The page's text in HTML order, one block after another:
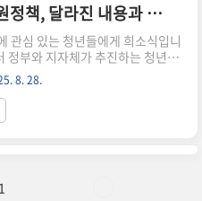
2025년 청년 주식 투자 지원정책, 달라진 내용과 활용법 정리
관심 있는 청년들에게 희소식입니
정부와 지자체가 추진하는 청년 주
이 본격 시행되면서, 자산 형성에
움을 받을 수 있게 되었습니다.이
년 기준으로 청년 투자 지원 제도
청 방법, 활용 전략까지 정리해 드
택을 제공하는 제도입니다. 특히 금
8. 28.
1